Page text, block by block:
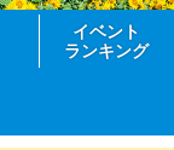
イベント
ランキング